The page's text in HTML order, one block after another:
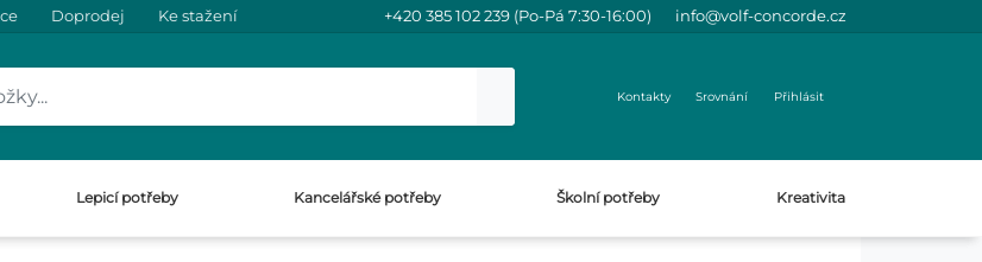
Doprodej Ke stažení +420 385 102 239 (Po-Pá 7:30-16:00) info@volf-concorde.cz
Kontakty Srovnání Přihlásit
Lepicí potřeby Kancelářské potřeby Školní potřeby Kreativita